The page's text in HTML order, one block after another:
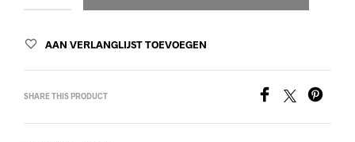
AAN VERLANGLIJST TOEVOEGEN
SHARE THIS PRODUCT